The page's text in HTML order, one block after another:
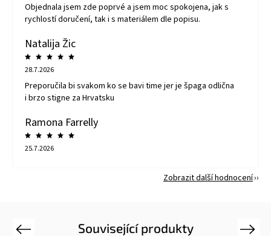
Objednala jsem zde poprvé a jsem moc spokojena, jak s
rychlostí doručení, tak i s materiálem dle popisu.
Natalija Žic
28.7.2026
Preporučila bi svakom ko se bavi time jer je špaga odlična
i brzo stigne za Hrvatsku
Ramona Farrelly
25.7.2026
Zobrazit další hodnocení
Související produkty
Previous Next